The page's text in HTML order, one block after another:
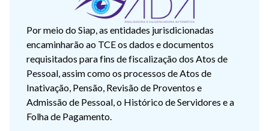
Por meio do Siap, as entidades jurisdicionadas
encaminharão ao TCE os dados e documentos
requisitados para fins de fiscalização dos Atos de
Pessoal, assim como os processos de Atos de
Inativação, Pensão, Revisão de Proventos e
Admissão de Pessoal, o Histórico de Servidores e a
Folha de Pagamento.